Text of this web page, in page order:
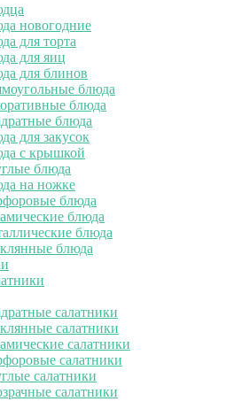
новогодние
для торта
для яиц
для блинов
блюда
блюда
блюда
для закусок
с крышкой
блюда
на ножке
блюда
блюда
блюда
блюда
салатники
салатники
салатники
салатники
салатники
салатники